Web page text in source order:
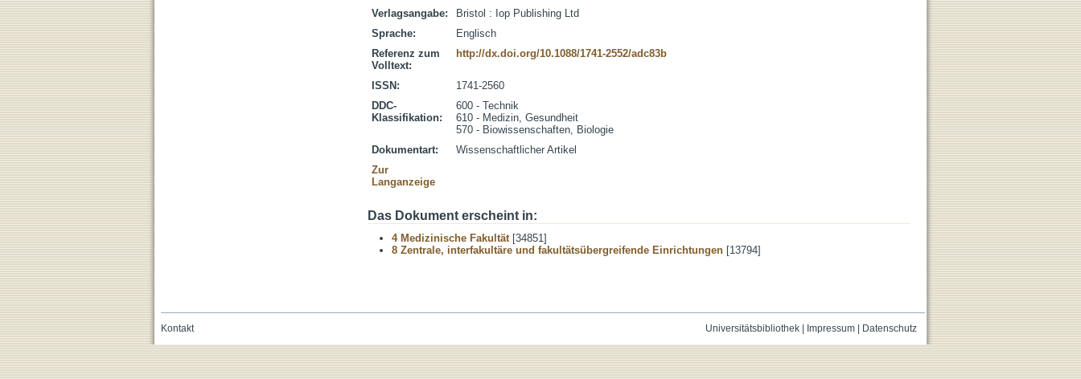
Verlagsangabe:
Bristol : Iop Publishing Ltd
Sprache:
Englisch
Referenz zum
Volltext:
http://dx.doi.org/10.1088/1741-2552/adc83b
ISSN:
1741-2560
DDC-
Klassifikation:
600 - Technik
610 - Medizin, Gesundheit
570 - Biowissenschaften, Biologie
Dokumentart:
Wissenschaftlicher Artikel
Zur
Langanzeige
Das Dokument erscheint in:
4 Medizinische Fakultät[34851]
8 Zentrale, interfakultäre und fakultätsübergreifende Einrichtungen [13794]
Universitätsbibliothek| Impressum| Datenschutz
Kontakt